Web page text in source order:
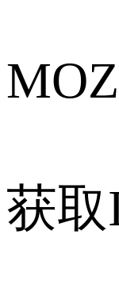
获取